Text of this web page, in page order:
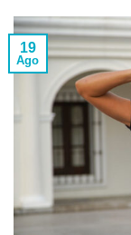
19
Ago